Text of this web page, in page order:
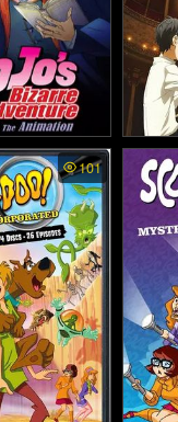
1)
Adventure
โจโจ้ ล่าข้ามศ
(2012)
พากย์
101